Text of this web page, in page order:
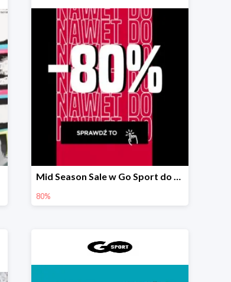
Mid Season Sale w Go Sport do -80%
80%